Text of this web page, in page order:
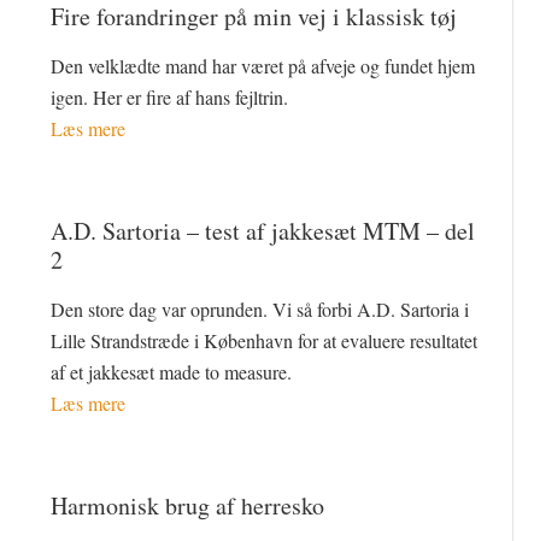
Fire forandringer på min vej i klassisk tøj
Den velklædte mand har været på afveje og fundet hjem
igen. Her er fire af hans fejltrin.
Læs mere
A.D. Sartoria – test af jakkesæt MTM – del
2
Den store dag var oprunden. Vi så forbi A.D. Sartoria i
Lille Strandstræde i København for at evaluere resultatet
af et jakkesæt made to measure.
Læs mere
Harmonisk brug af herresko